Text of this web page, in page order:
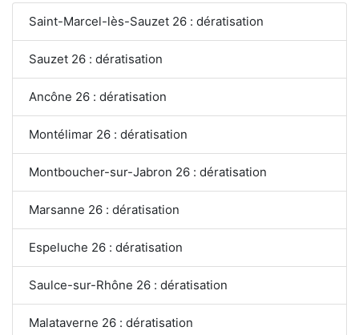
Saint-Marcel-lès-Sauzet 26 : dératisation
Sauzet 26 : dératisation
Ancône 26 : dératisation
Montélimar 26 : dératisation
Montboucher-sur-Jabron 26 : dératisation
Marsanne 26 : dératisation
Espeluche 26 : dératisation
Saulce-sur-Rhône 26 : dératisation
Malataverne 26 : dératisation